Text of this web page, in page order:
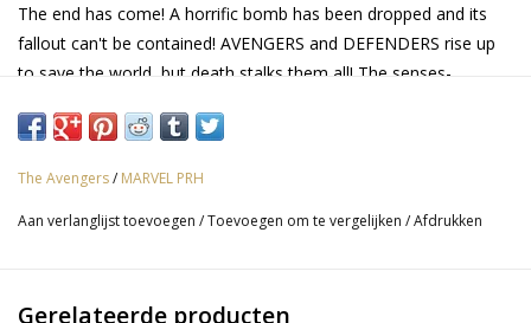
The end has come! A horrific bomb has been dropped and its
fallout can't be contained! AVENGERS and DEFENDERS rise up
to save the world, but death stalks them all! The senses-
believe! Rated T+
The Avengers/ MARVEL PRH
Aan verlanglijst toevoegen /Toevoegen om te vergelijken /Afdrukken
Gerelateerde producten